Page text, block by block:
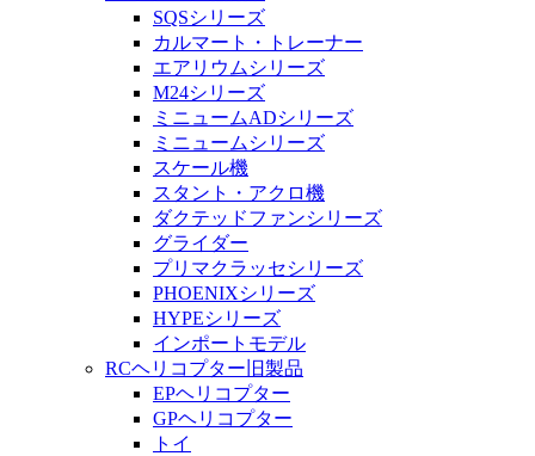
SQSシリーズ
カルマート・トレーナー
エアリウムシリーズ
M24シリーズ
ミニュームADシリーズ
ミニュームシリーズ
スケール機
スタント・アクロ機
ダクテッドファンシリーズ
グライダー
プリマクラッセシリーズ
PHOENIXシリーズ
HYPEシリーズ
インポートモデル
RCヘリコプター旧製品
EPヘリコプター
GPヘリコプター
トイ